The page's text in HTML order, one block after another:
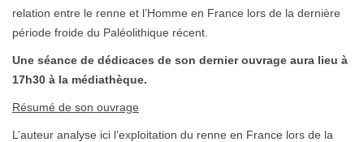
relation entre le renne et l’Homme en France lors de la dernière
période froide du Paléolithique récent.
Une séance de dédicaces de son dernier ouvrage aura lieu à
17h30 à la médiathèque.
Résumé de son ouvrage
L’auteur analyse ici l’exploitation du renne en France lors de la